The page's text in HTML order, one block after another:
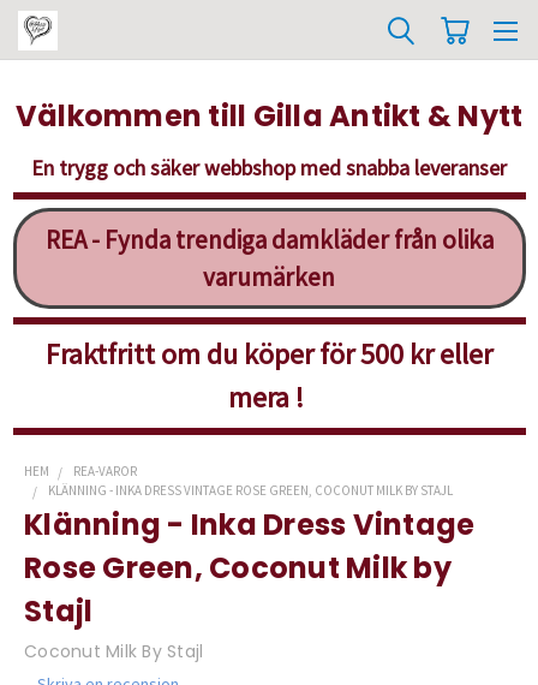
Välkommen till Gilla Antikt & Nytt
En trygg och säker webbshop med snabba leveranser
REA - Fynda trendiga damkläder från olika
varumärken
Fraktfritt om du köper för 500 kr eller
mera !
HEM
REA-VAROR
KLÄNNING - INKA DRESS VINTAGE ROSE GREEN, COCONUT MILK BY STAJL
Klänning - Inka Dress Vintage
Rose Green, Coconut Milk by
Stajl
Coconut Milk By Stajl